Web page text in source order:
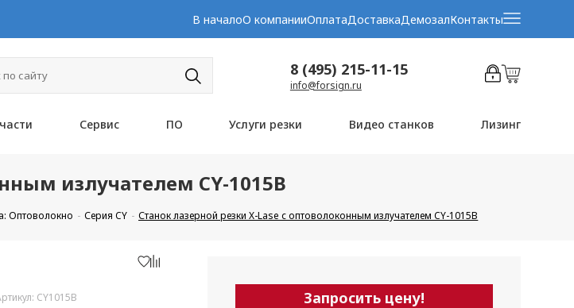
В началоО компанииОплатаДоставкаДемозалКонтакты
8 (495) 215-11-15
info@forsign.ru
Сервис ПО Услуги резки Видео станков Лизинг
излучателем CY-1015B
Оптоволокно Серия CY Станок лазерной резки X-Lase с оптоволоконным излучателем CY-1015B
CY1015B Запросить цену!